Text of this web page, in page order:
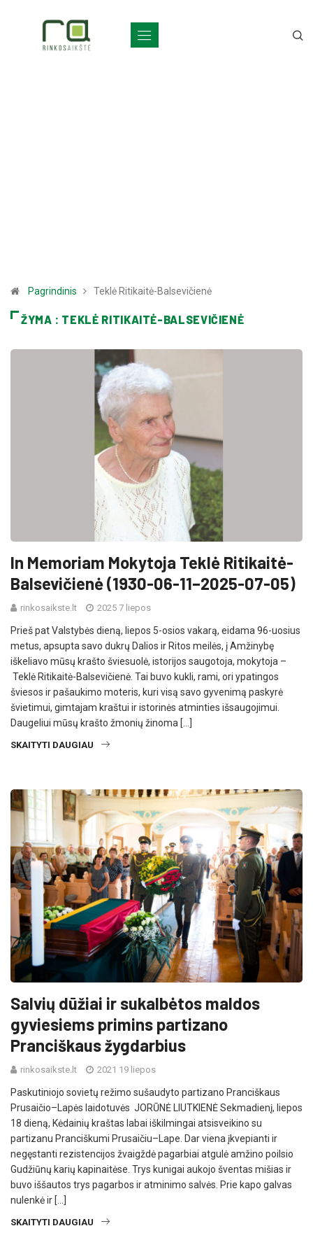
Pagrindinis Teklė Ritikaitė-Balsevičienė
ŽYMA : TEKLĖ RITIKAITĖ-BALSEVIČIENĖ
In Memoriam Mokytoja Teklė Ritikaitė-
Balsevičienė (1930-06-11–2025-07-05)
rinkosaikste.lt 2025 7 liepos
Prieš pat Valstybės dieną, liepos 5-osios vakarą, eidama 96-uosius
metus, apsupta savo dukrų Dalios ir Ritos meilės, į Amžinybę
iškeliavo mūsų krašto šviesuolė, istorijos saugotoja, mokytoja –
Teklė Ritikaitė-Balsevičienė. Tai buvo kukli, rami, ori ypatingos
šviesos ir pašaukimo moteris, kuri visą savo gyvenimą paskyrė
švietimui, gimtajam kraštui ir istorinės atminties išsaugojimui.
Daugeliui mūsų krašto žmonių žinoma […]
SKAITYTI DAUGIAU
Salvių dūžiai ir sukalbėtos maldos
gyviesiems primins partizano
Pranciškaus žygdarbius
rinkosaikste.lt 2021 19 liepos
Paskutiniojo sovietų režimo sušaudyto partizano Pranciškaus
Prusaičio–Lapės laidotuvės JORŪNĖ LIUTKIENĖ Sekmadienį, liepos
18 dieną, Kėdainių kraštas labai iškilmingai atsisveikino su
partizanu Pranciškumi Prusaičiu–Lape. Dar viena įkvepianti ir
negęstanti rezistencijos žvaigždė pagarbiai atgulė amžino poilsio
Gudžiūnų karių kapinaitėse. Trys kunigai aukojo šventas mišias ir
buvo iššautos trys pagarbos ir atminimo salvės. Prie kapo galvas
nulenkė ir […]
SKAITYTI DAUGIAU